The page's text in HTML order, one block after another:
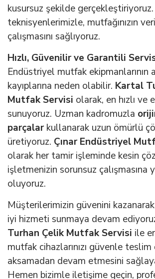
kusursuz şekilde
teknisyenlerimizle, mutfağınızın
çalışmasını sağlıyoruz.
Hızlı, Güvenilir ve Garantili
Endüstriyel mutfak ekipmanlarının
kayıplarına neden olabilir. Kartal
Mutfak Servisi olarak, en hızlı ve
sunuyoruz. Uzman kadromuzla
parçalarkullanarak uzun ömürlü
üretiyoruz. Çınar Endüstriyel
olarak her tamir işleminde kesin
işletmenizin sorunsuz çalışmasına
oluyoruz.
Müşterilerimizin güvenini
iyi hizmeti sunmaya devam
Turhan Çelik Mutfak Servisi ile
mutfak cihazlarınızı güvenle
aksamadan devam etmesini
Hemen bizimle iletişime geçin,